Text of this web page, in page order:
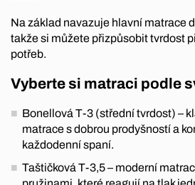
Na základ navazuje hlavní matrace
takže si můžete přizpůsobit tvrdost
potřeb.
Vyberte si matraci podle
Bonellová T-3 (střední tvrdost) –
matrace s dobrou prodyšností a
každodenní spaní.
Taštičková T-3,5 – moderní